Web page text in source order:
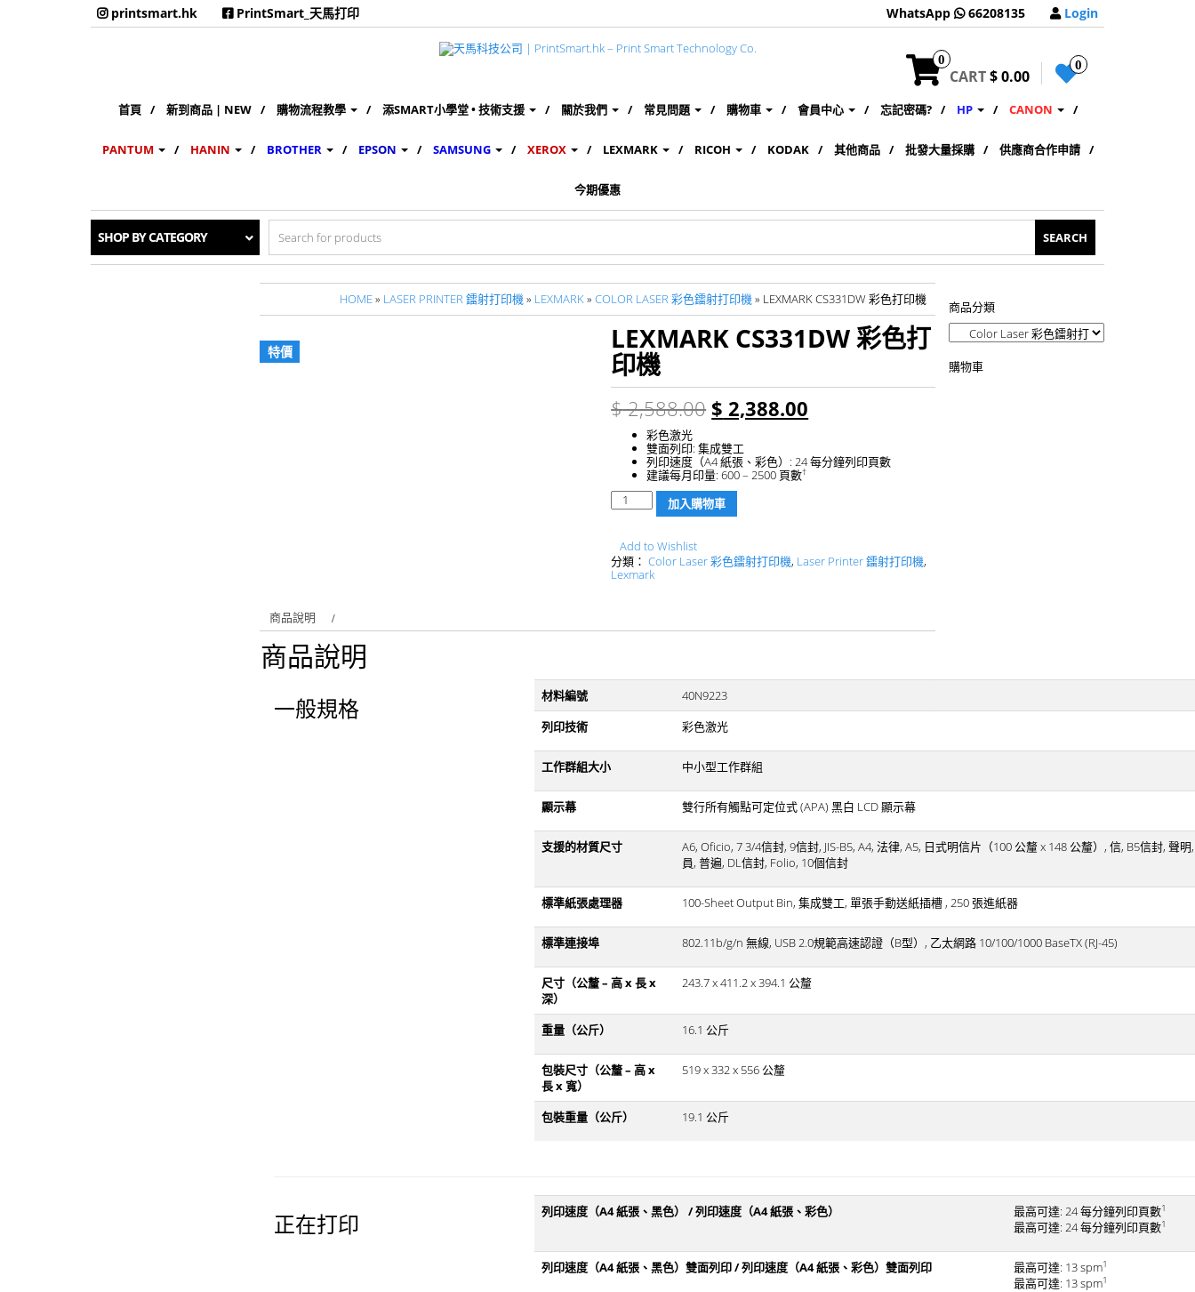
printsmart.hk PrintSmart_天馬打印 WhatsApp 66208135 Login
0
CART$ 0.00
0
首頁 新到商品 | NEW 購物流程教學 添SMART小學堂 • 技術支援 關於我們 常見問題 購物車 會員中心 忘記密碼? HP CANON
PANTUM HANIN BROTHER EPSON SAMSUNG XEROX LEXMARK RICOH KODAK 其他商品 批發大量採購 供應商合作申請
今期優惠
SHOP BY CATEGORY
Search
for:
HOME» LASER PRINTER 鐳射打印機» LEXMARK» COLOR LASER 彩色鐳射打印機» LEXMARK CS331DW 彩色打印機
特價 LEXMARK CS331DW 彩色打
印機
$2,588.00 $ 2,388.00
彩色激光
雙面列印: 集成雙工
列印速度（A4 紙張、彩色）: 24 每分鐘列印頁數
建議每月印量: 600 – 2500 頁數†
數
量
加入購物車
Add to Wishlist
分類：Color Laser 彩色鐳射打印機, Laser Printer 鐳射打印機,
Lexmark
商品說明
商品說明
一般規格 材料編號
40N9223
列印技術
彩色激光
工作群組大小 中小型工作群組
顯示幕 雙行所有觸點可定位式 (APA) 黑白 LCD 顯示幕
支援的材質尺寸
A6, Oficio, 7 3/4信封, 9信封, JIS-B5, A4, 法律, A5, 日式明信片（100 公釐 x 148 公釐）, 信, B5信封, 聲
員, 普遍, DL信封, Folio, 10個信封
標準紙張處理器 100-Sheet Output Bin, 集成雙工, 單張手動送紙插槽 , 250 張進紙器
標準連接埠 802.11b/g/n 無線, USB 2.0規範高速認證（B型）, 乙太網路 10/100/1000 BaseTX (RJ-45)
尺寸（公釐 – 高 x 長 x
深）
243.7 x 411.2 x 394.1 公釐
重量（公斤） 16.1 公斤
包裝尺寸（公釐 – 高 x
長 x 寬）
519 x 332 x 556 公釐
包裝重量（公斤） 19.1 公斤
正在打印 列印速度（A4 紙張、黑色） / 列印速度（A4 紙張、彩色） 最高可達: 24 每分鐘列印頁數1
最高可達: 24 每分鐘列印頁數1
列印速度（A4 紙張、黑色）雙面列印 / 列印速度（A4 紙張、彩色）雙面列印 最高可達: 13 spm1
最高可達: 13 spm1
商品分類
購物車